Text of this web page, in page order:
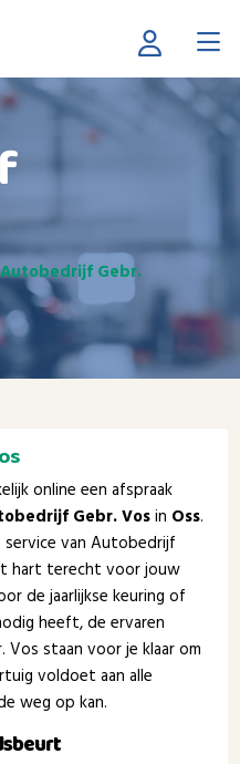
Autobedrijf Gebr.
online een afspraak
Gebr. Vosin Oss.
van Autobedrijf
hart terecht voor jouw
de jaarlijkse keuring of
heeft, de ervaren
staan voor je klaar om
voldoet aan alle
weg op kan.